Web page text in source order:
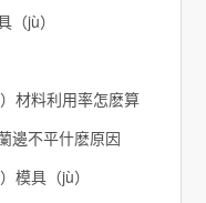
jù）
材料利用率怎麽算
邊不平什麽原因
模具（jù）